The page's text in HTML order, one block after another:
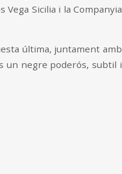
Sicilia i la Companyia
última, juntament amb
un negre poderós, subtil i